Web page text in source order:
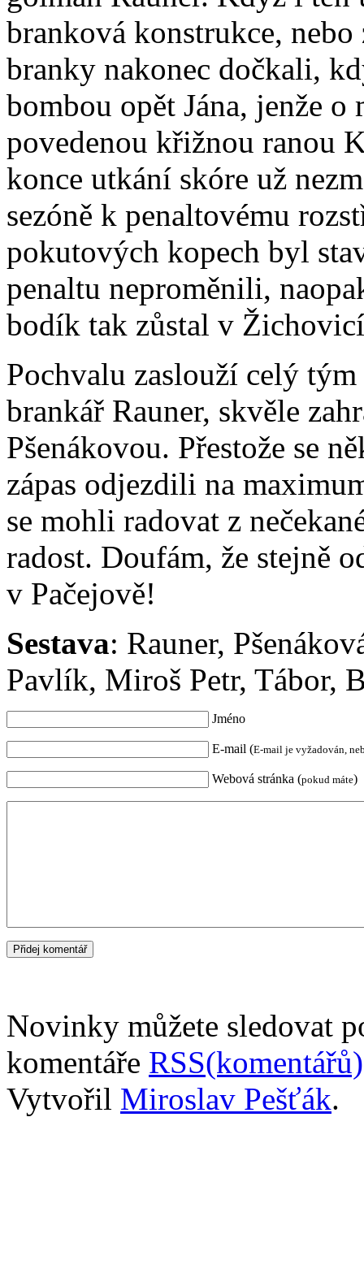
branková konstrukce,
branky nakonec dočkali,
bombou opět Jána, jenže
povedenou křižnou ranou
konce utkání skóre už
sezóně k penaltovému
pokutových kopech byl
penaltu neproměnili,
bodík tak zůstal v
Pochvalu zaslouží celý
brankář Rauner, skvěle
Pšenákovou. Přestože se
zápas odjezdili na
se mohli radovat z
radost. Doufám, že stejně
v Pačejově!
Sestava: Rauner,
Pavlík, Miroš Petr, Tábor,
Jméno
E-mail (E-mail je vyžadován,
Webová stránka (pokud máte)
Novinky můžete sledovat
komentáře RSS(komentářů)
Vytvořil Miroslav Pešťák.